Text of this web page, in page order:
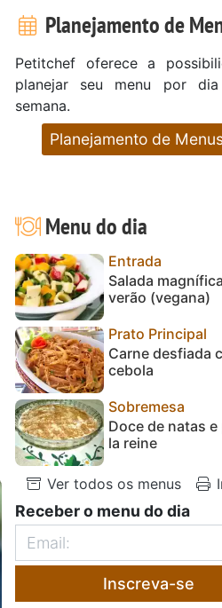
Planejamento de
Petitchef oferece a
planejar seu menu por
semana.
Planejamento de
Menu do dia
Entrada
Salada
verão (vegana)
Prato Principal
Carne desfiada
cebola
Sobremesa
Doce de natas
la reine
Ver todos os menus
Receber o menu do dia
Inscreva-se